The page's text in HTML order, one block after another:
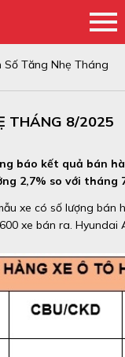
Tăng Nhẹ Tháng
THÁNG 8/2025
báo kết quả bán
2,7% so với tháng
xe có số lượng
xe bán ra.